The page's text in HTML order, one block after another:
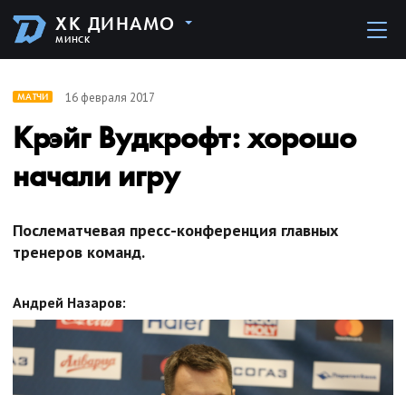
ХК ДИНАМО
МИНСК
МАТЧИ 16 февраля 2017
Крэйг Вудкрофт: хорошо
начали игру
Послематчевая пресс-конференция главных
тренеров команд.
Андрей Назаров: